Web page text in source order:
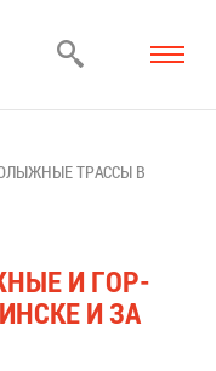
ТРАС­СЫ В
И ГОР­
И ЗА